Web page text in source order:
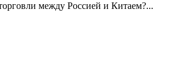
между Россией и Китаем?...